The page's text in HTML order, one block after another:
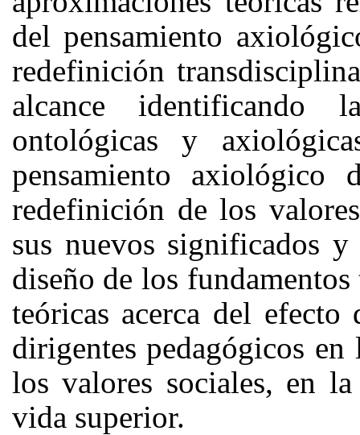
del pensamiento
redefinición
alcance identificando
ontológicas y
pensamiento
redefinición de los
sus nuevos significados
diseño de los
teóricas acerca del
dirigentes pedagógicos
los valores sociales, en
vida superior.